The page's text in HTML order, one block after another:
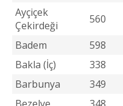
Ayçiçek
Çekirdeği
560
Badem
598
Bakla (İç)
338
Barbunya
349